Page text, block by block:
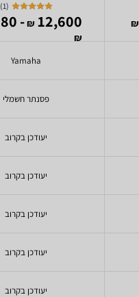
₪
(
1
)
12,600
₪
- 2,980
₪
Yamaha
פסנתר חשמלי
יעודכן בקרוב
יעודכן בקרוב
יעודכן בקרוב
יעודכן בקרוב
יעודכן בקרוב